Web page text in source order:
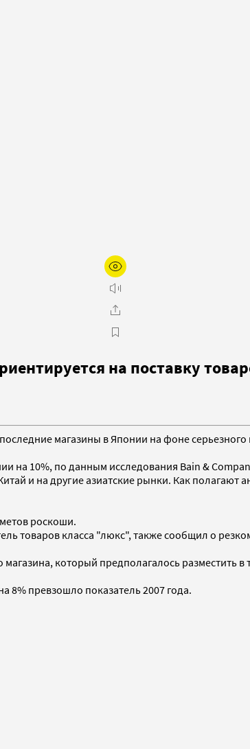
на поставку
магазины в Японии на фоне
на 10%, по данным исследования Bain &
и на другие азиатские рынки. Как полагают
роскоши.
товаров класса "люкс", также сообщил о
который предполагалось разместить
8% превзошло показатель 2007 года.